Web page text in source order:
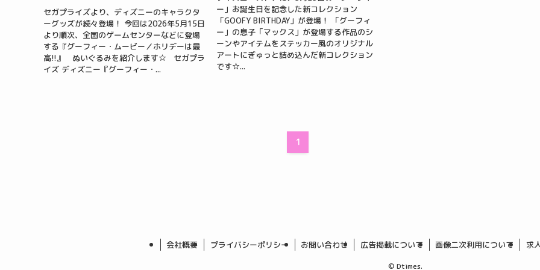
セガプライズより、ディズニーのキャラクタ
ーグッズが続々登場！ 今回は2026年5月15日
より順次、全国のゲームセンターなどに登場
する『グーフィー・ムービー／ホリデーは最
高!!』 ぬいぐるみを紹介します☆ セガプラ
イズ ディズニー『グーフィー・...
ー」お誕生日を記念した新コレクション
「GOOFY BIRTHDAY」が登場！ 「グーフィ
ー」の息子「マックス」が登場する作品のシ
ーンやアイテムをステッカー風のオリジナル
アートにぎゅっと詰め込んだ新コレクション
です☆...
1
会社概要 プライバシーポリシー お問い合わせ 広告掲載について 画像二次利用について 求
© Dtimes.